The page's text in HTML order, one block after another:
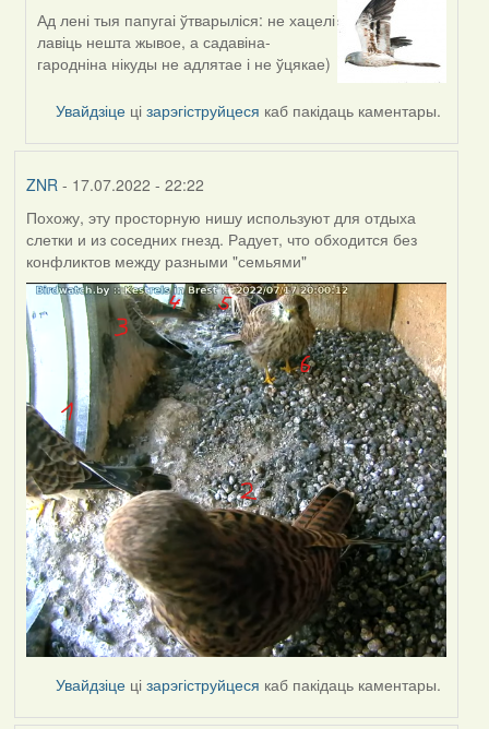
In
reply
to
ZNR
Ад лені тыя папугаі ўтварыліся: не хацелі
лавіць нешта жывое, а садавіна-
гародніна нікуды не адлятае і не ўцякае)
Увайдзіце цізарэгіструйцеся каб пакідаць каментары.
ZNR- 17.07.2022 - 22:22
Похожу, эту просторную нишу используют для отдыха
слетки и из соседних гнезд. Радует, что обходится без
конфликтов между разными "семьями"
Увайдзіце цізарэгіструйцеся каб пакідаць каментары.